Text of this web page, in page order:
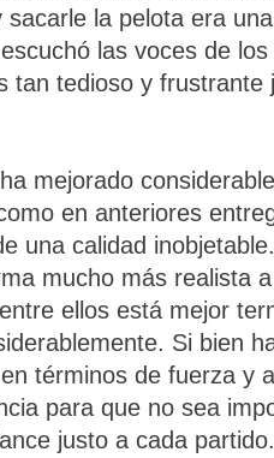
la pelota era
las voces de
tan tedioso y frustrante
mejorado
en anteriores
una calidad
mucho más realista
ellos está mejor
Si bien
términos de fuerza y
para que no sea
justo a cada